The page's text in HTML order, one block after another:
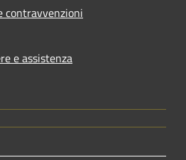
contravvenzioni
e assistenza